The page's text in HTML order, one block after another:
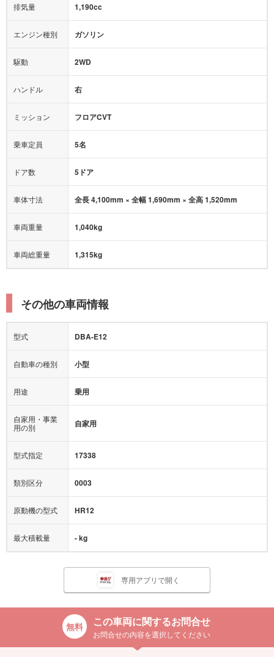
ミュージックプレイヤー接続可
後席モニター
サポカー
アダプティブクルーズコントロール
ヒルディセントコントロール
オートマチックハイビーム
排気量 1,190cc
エンジン種別 ガソリン
駆動 2WD
ハンドル 右
ミッション フロアCVT
乗車定員 5名
ドア数 5ドア
車体寸法 全長 4,100mm × 全幅 1,690mm × 全高 1,520mm
車両重量 1,040kg
車両総重量 1,315kg
その他の車両情報
型式 DBA-E12
自動車の種別 小型
用途 乗用
自家用・事業
用の別
自家用
型式指定 17338
類別区分 0003
原動機の型式 HR12
最大積載量 - kg
専用アプリで開く
この車両に関するお問合せ
お問合せの内容を選択してください